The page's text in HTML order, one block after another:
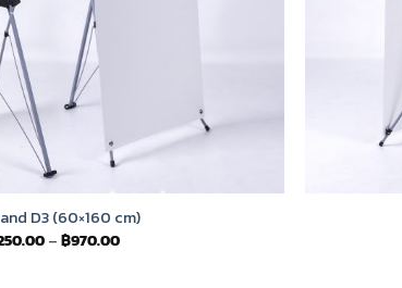
D3 (60×160 cm)
–฿970.00Price
range: